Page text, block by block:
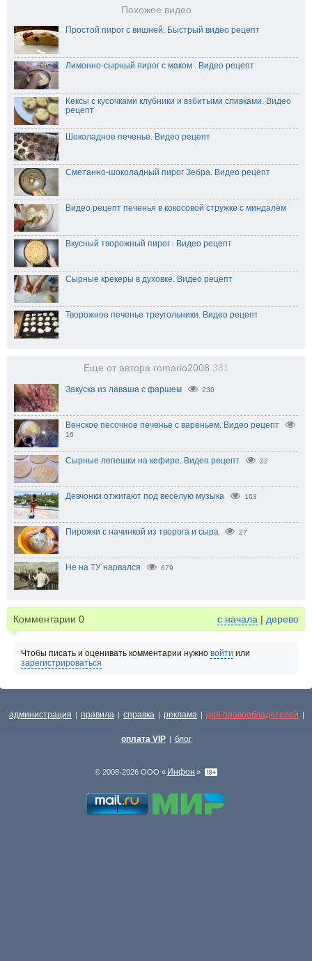
Похожее видео
Простой пирог с вишней. Быстрый видео рецепт
Лимонно-сырный пирог с маком . Видео рецепт
Кексы с кусочками клубники и взбитыми сливками. Видео
рецепт
Шоколадное печенье. Видео рецепт
Сметанно-шоколадный пирог Зебра. Видео рецепт
Видео рецепт печенья в кокосовой стружке с миндалём
Вкусный творожный пирог . Видео рецепт
Сырные крекеры в духовке. Видео рецепт
Творожное печенье треугольники. Видео рецепт
Еще от автора romario2008 381
Закуска из лаваша с фаршем 230
Венское песочное печенье с вареньем. Видео рецепт
16
Сырные лепешки на кефире. Видео рецепт 22
Девчонки отжигают под веселую музыка 163
Пирожки с начинкой из творога и сыра 27
Не на ТУ нарвался 679
Комментарии 0 с начала | дерево
Чтобы писать и оценивать комментарии нужно войти или
зарегистрироваться
администрация | правила | справка | реклама | для правообладателей |
оплата VIP | блог
© 2008-2026 ООО « Инфон »